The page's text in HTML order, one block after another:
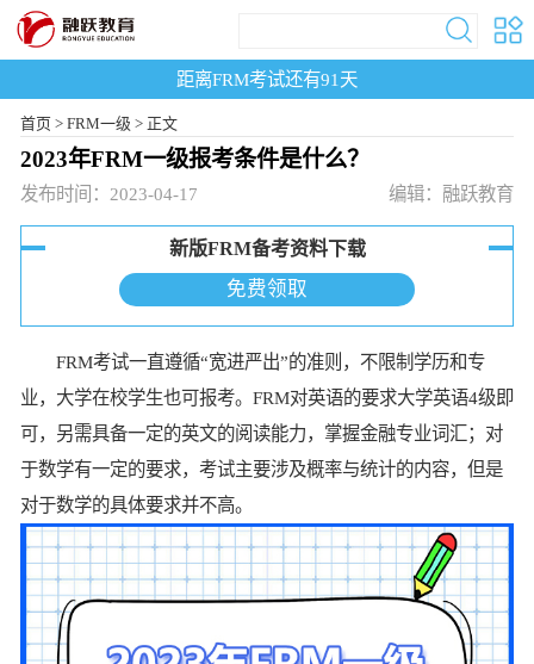
距离FRM考试还有91 天
首页> FRM一级 > 正文
2023年FRM一级报考条件是什么？
发布时间：2023-04-17 编辑：融跃教育
新版FRM备考资料下载
免费领取
FRM考试一直遵循“宽进严出”的准则，不限制学历和专
业，大学在校学生也可报考。FRM对英语的要求大学英语4级即
可，另需具备一定的英文的阅读能力，掌握金融专业词汇；对
于数学有一定的要求，考试主要涉及概率与统计的内容，但是
对于数学的具体要求并不高。